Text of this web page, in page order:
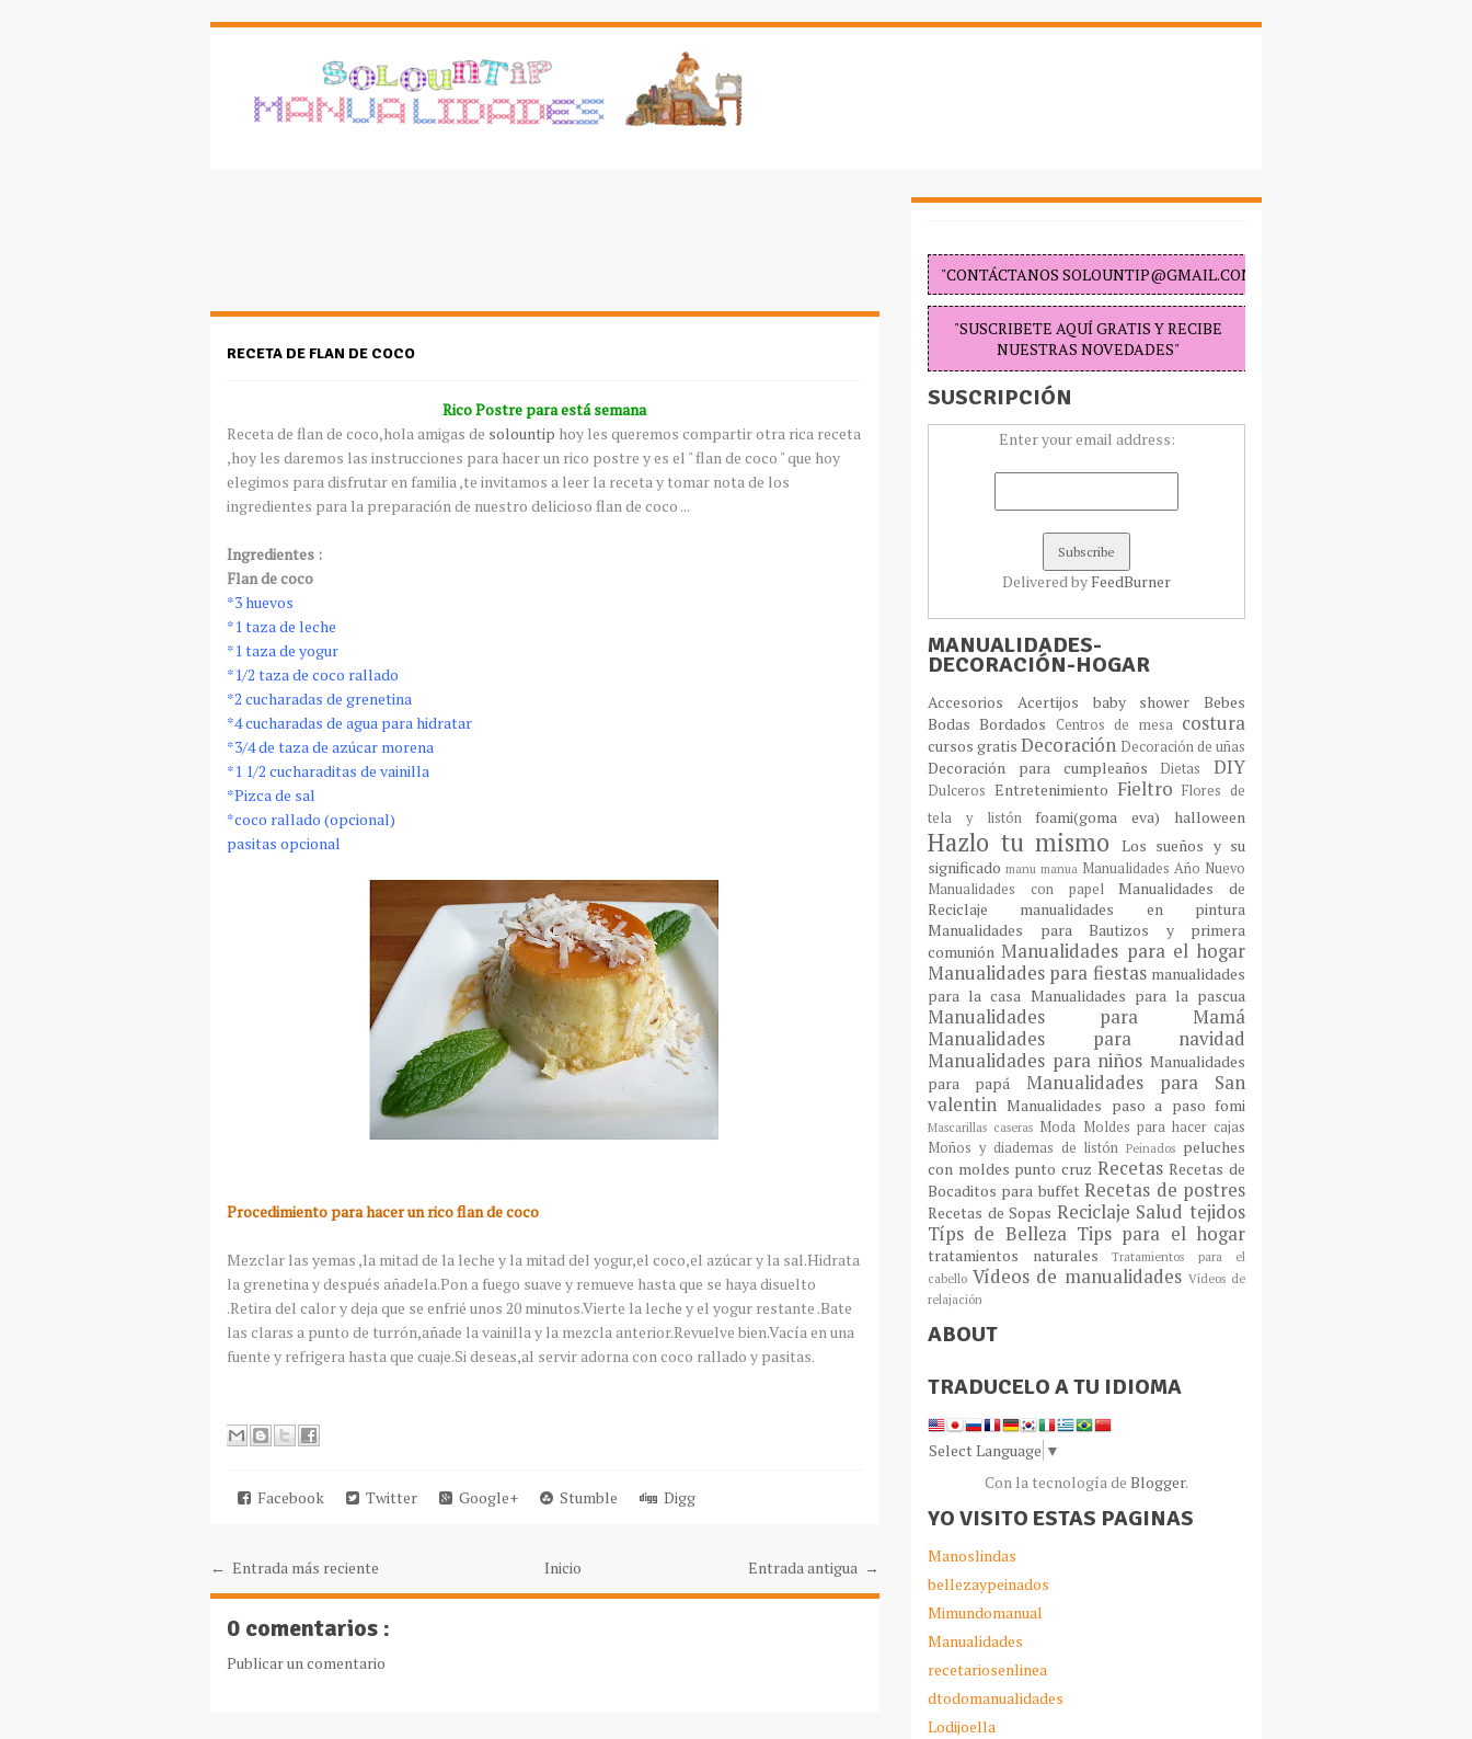
RECETA DE FLAN DE COCO
Rico Postre para está semana
Receta de flan de coco,hola amigas de solountip hoy les queremos compartir otra rica receta
,hoy les daremos las instrucciones para hacer un rico postre y es el " flan de coco " que hoy
elegimos para disfrutar en familia ,te invitamos a leer la receta y tomar nota de los
ingredientes para la preparación de nuestro delicioso flan de coco ...
Ingredientes :
Flan de coco
*3 huevos
*1 taza de leche
*1 taza de yogur
*1/2 taza de coco rallado
*2 cucharadas de grenetina
*4 cucharadas de agua para hidratar
*3/4 de taza de azúcar morena
*1 1/2 cucharaditas de vainilla
*Pizca de sal
*coco rallado (opcional)
pasitas opcional
Procedimiento para hacer un rico flan de coco
Mezclar las yemas ,la mitad de la leche y la mitad del yogur,el coco,el azúcar y la sal.Hidrata
la grenetina y después añadela.Pon a fuego suave y remueve hasta que se haya disuelto
.Retira del calor y deja que se enfrié unos 20 minutos.Vierte la leche y el yogur restante .Bate
las claras a punto de turrón,añade la vainilla y la mezcla anterior.Revuelve bien.Vacía en una
fuente y refrigera hasta que cuaje.Si deseas,al servir adorna con coco rallado y pasitas.
Facebook Twitter Google+ Stumble Digg
← Entrada más reciente Entrada antigua →
Inicio
0 comentarios :
Publicar un comentario
"CONTÁCTANOS SOLOUNTIP@GMAIL.COM "
"SUSCRIBETE AQUÍ GRATIS Y RECIBE
NUESTRAS NOVEDADES"
SUSCRIPCIÓN
Enter your email address:
Delivered by FeedBurner
MANUALIDADES-
DECORACIÓN-HOGAR
Accesorios Acertijos baby shower Bebes
BodasBordados Centros de mesa costura
cursos gratis Decoración Decoración de uñas
Decoración para cumpleaños Dietas DIY
Dulceros Entretenimiento FieltroFlores de
tela y listón foami(goma eva) halloween
Hazlo tu mismo
Los sueños y su
significado manu manua Manualidades Año Nuevo
Manualidades con papelManualidades de
Reciclaje manualidades en pintura
Manualidades para Bautizos y primera
comuniónManualidades para el hogar
Manualidades para fiestas manualidades
para la casa Manualidades para la pascua
Manualidades para Mamá
Manualidades para navidad
Manualidades para niños Manualidades
para papá Manualidades para San
valentinManualidades paso a paso fomi
Mascarillas caseras Moda Moldes para hacer cajas
Moños y diademas de listónPeinados peluches
con moldes punto cruz RecetasRecetas de
Bocaditos para buffetRecetas de postres
Recetas de Sopas Reciclaje Saludtejidos
Típs de Belleza Tips para el hogar
tratamientos naturales
Tratamientos para el
cabello Vídeos de manualidades Vídeos de
relajación
ABOUT
TRADUCELO A TU IDIOMA
Select Language ▼
Con la tecnología de Blogger.
YO VISITO ESTAS PAGINAS
Manoslindas
bellezaypeinados
Mimundomanual
Manualidades
recetariosenlinea
dtodomanualidades
Lodijoella